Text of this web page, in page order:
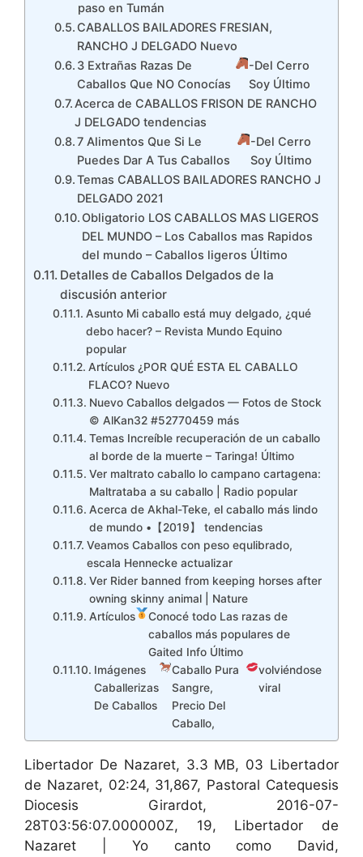
paso en Tumán
CABALLOS BAILADORES FRESIAN,
RANCHO J DELGADO Nuevo
3 Extrañas Razas De
Caballos Que NO Conocías
-Del Cerro
Soy Último
Acerca de CABALLOS FRISON DE RANCHO
J DELGADO tendencias
7 Alimentos Que Si Le
Puedes Dar A Tus Caballos
-Del Cerro
Soy Último
Temas CABALLOS BAILADORES RANCHO J
DELGADO 2021
Obligatorio LOS CABALLOS MAS LIGEROS
DEL MUNDO – Los Caballos mas Rapidos
del mundo – Caballos ligeros Último
Detalles de Caballos Delgados de la
discusión anterior
Asunto Mi caballo está muy delgado, ¿qué
debo hacer? – Revista Mundo Equino
popular
Artículos ¿POR QUÉ ESTA EL CABALLO
FLACO? Nuevo
Nuevo Caballos delgados — Fotos de Stock
© AlKan32 #52770459 más
Temas Increíble recuperación de un caballo
al borde de la muerte – Taringa! Último
Ver maltrato caballo lo campano cartagena:
Maltrataba a su caballo | Radio popular
Acerca de Akhal-Teke, el caballo más lindo
de mundo •【2019】 tendencias
Veamos Caballos con peso equlibrado,
escala Hennecke actualizar
Ver Rider banned from keeping horses after
owning skinny animal | Nature
Artículos
Conocé todo Las razas de
caballos más populares de
Gaited Info Último
Imágenes
Caballerizas
De Caballos
Caballo Pura
Sangre,
Precio Del
Caballo,
volviéndose
viral
Libertador De Nazaret, 3.3 MB, 03 Libertador
de Nazaret, 02:24, 31,867, Pastoral Catequesis
Diocesis Girardot, 2016-07-
28T03:56:07.000000Z, 19, Libertador de
Nazaret | Yo canto como David,